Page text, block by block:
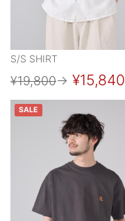
S/S SHIRT
¥19,800→ ¥15,840
SALE